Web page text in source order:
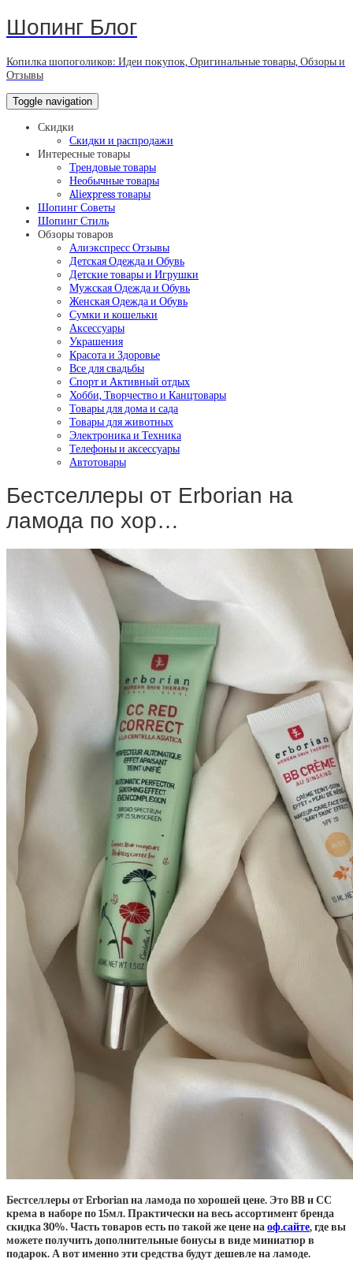
Шопинг Блог
Копилка шопоголиков: Идеи покупок, Оригинальные товары, Обзоры и
Отзывы
Toggle navigation
Скидки
Скидки и распродажи
Интересные товары
Трендовые товары
Необычные товары
Aliexpress товары
Шопинг Советы
Шопинг Стиль
Обзоры товаров
Алиэкспресс Отзывы
Детская Одежда и Обувь
Детские товары и Игрушки
Мужская Одежда и Обувь
Женская Одежда и Обувь
Сумки и кошельки
Аксессуары
Украшения
Красота и Здоровье
Все для свадьбы
Спорт и Активный отдых
Хобби, Творчество и Канцтовары
Товары для дома и сада
Товары для животных
Электроника и Техника
Телефоны и аксессуары
Автотовары
Бестселлеры от Erborian на
ламода по хор…
Бестселлеры от Erborian на ламода по хорошей цене. Это BB и СС
крема в наборе по 15мл. Практически на весь ассортимент бренда
скидка 30%. Часть товаров есть по такой же цене наоф.сайте, где вы
можете получить дополнительные бонусы в виде миниатюр в
подарок. А вот именно эти средства будут дешевле на ламоде.